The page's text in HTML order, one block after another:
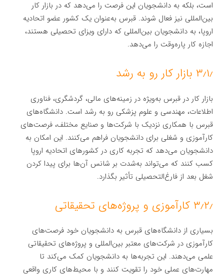
است، بلکه به دانشجویان این فرصت را می‌دهد که در بازار کار
بین‌المللی نیز فعال شوند. قبرس به‌عنوان یک کشور عضو اتحادیه
اروپا، به دانشجویان بین‌المللی که دارای ویزای تحصیلی هستند،
اجازه کار پاره‌وقت را می‌دهد.
۳٫۱٫ بازار کار رو به رشد
بازار کار در قبرس به‌ویژه در زمینه‌های مالی، گردشگری، فناوری
اطلاعات، مهندسی و علوم پزشکی رو به رشد است. دانشگاه‌های
قبرس با همکاری نزدیک با شرکت‌ها و صنایع مختلف، فرصت‌های
کارآموزی و شغلی برای دانشجویان فراهم می‌کنند. این امکان به
دانشجویان می‌دهد که تجربه کاری در کشورهای اتحادیه اروپا
کسب کنند که می‌تواند به‌شدت بر شانس آن‌ها برای پیدا کردن
شغل بعد از فارغ‌التحصیلی تأثیر بگذارد.
۳٫۲٫ کارآموزی و پروژه‌های تحقیقاتی
بسیاری از دانشگاه‌های قبرس به دانشجویان خود فرصت‌های
کارآموزی در شرکت‌های معتبر بین‌المللی و پروژه‌های تحقیقاتی
علمی می‌دهند. این تجربه‌ها به دانشجویان کمک می‌کند تا
مهارت‌های عملی خود را تقویت کنند و با محیط‌های کاری واقعی